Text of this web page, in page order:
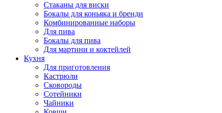
Стаканы для виски
Бокалы для коньяка и бренди
Комбинированные наборы
Для пива
Бокалы для пива
Для мартини и коктейлей
Кухня
Для приготовления
Кастрюли
Сковороды
Сотейники
Чайники